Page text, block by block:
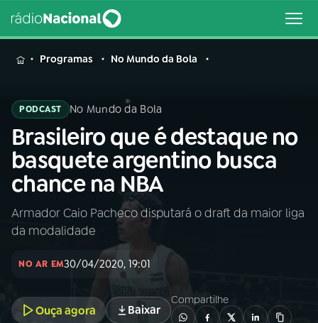
MENU
Buscar
na
Rádio
Nacional
Buscar
AO VIVO
INÍCIO
A RÁDIO
Programas No Mundo da Bola
PODCAST No Mundo da Bola
Brasileiro que é destaque no
basquete argentino busca
chance na NBA
Armador Caio Pacheco disputará o draft da maior liga
da modalidade
NO AR EM30/04/2020, 19:01
Ouça agora Baixar
Compartilhe